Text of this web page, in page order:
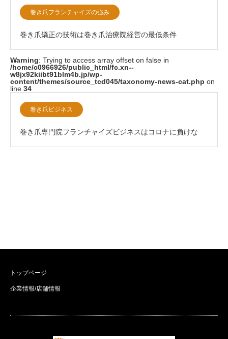
巻き爪フランチャイズの強み
巻き爪矯正の技術は巻き爪治療院経営の最低条件
Warning: Trying to access array offset on false in
/home/c0966926/public_html/fc.xn--
w8jx92kiibt91blm4b.jp/wp-
content/themes/source_tcd045/taxonomy-news-cat.php on
line 34
巻き爪ビジネス
巻き爪専門院フランチャイズビジネスはコロナに負けな
トップページ
企業情報/店舗情報